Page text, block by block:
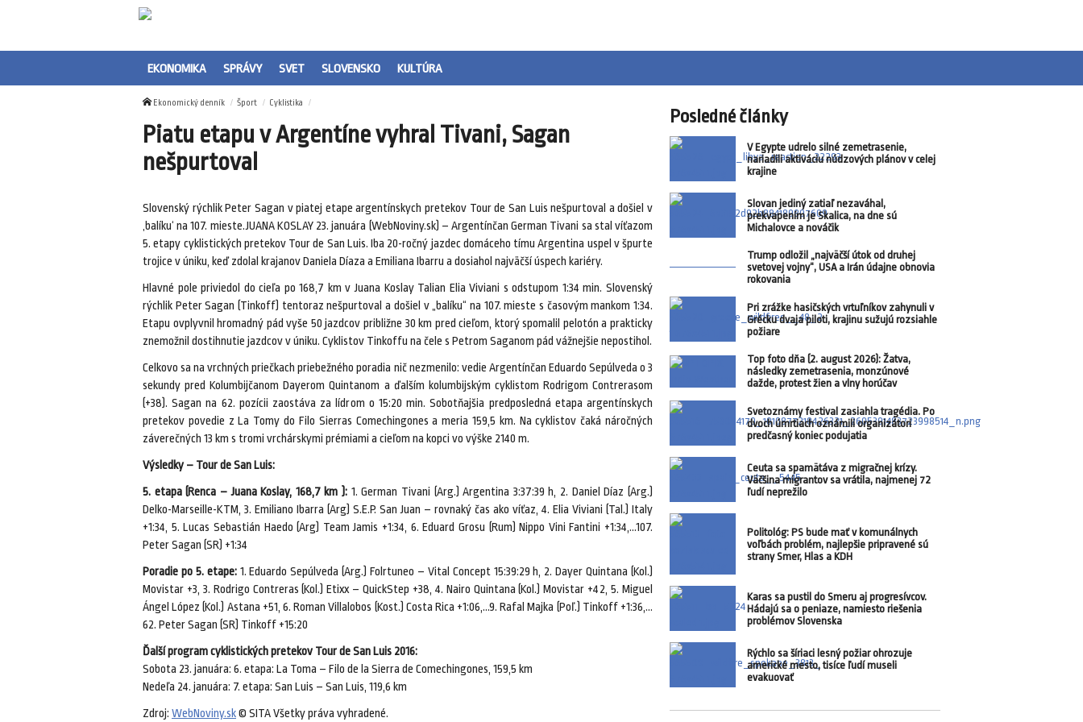
EKONOMIKA SPRÁVY SVET SLOVENSKO KULTÚRA
Ekonomický denník Šport Cyklistika
Piatu etapu v Argentíne vyhral Tivani, Sagan
nešpurtoval
Slovenský rýchlik Peter Sagan v piatej etape argentínskych pretekov Tour de San Luis nešpurtoval a došiel v
‚balíku‘ na 107. mieste.JUANA KOSLAY 23. januára (WebNoviny.sk) – Argentínčan German Tivani sa stal víťazom
5. etapy cyklistických pretekov Tour de San Luis. Iba 20-ročný jazdec domáceho tímu Argentina uspel v špurte
trojice v úniku, keď zdolal krajanov Daniela Díaza a Emiliana Ibarru a dosiahol najväčší úspech kariéry.
Hlavné pole priviedol do cieľa po 168,7 km v Juana Koslay Talian Elia Viviani s odstupom 1:34 min. Slovenský
rýchlik Peter Sagan (Tinkoff) tentoraz nešpurtoval a došiel v „balíku“ na 107. mieste s časovým mankom 1:34.
Etapu ovplyvnil hromadný pád vyše 50 jazdcov približne 30 km pred cieľom, ktorý spomalil pelotón a prakticky
znemožnil dostihnutie jazdcov v úniku. Cyklistov Tinkoffu na čele s Petrom Saganom pád vážnejšie nepostihol.
Celkovo sa na vrchných priečkach priebežného poradia nič nezmenilo: vedie Argentínčan Eduardo Sepúlveda o 3
sekundy pred Kolumbijčanom Dayerom Quintanom a ďalším kolumbijským cyklistom Rodrigom Contrerasom
(+38). Sagan na 62. pozícii zaostáva za lídrom o 15:20 min. Sobotňajšia predposledná etapa argentínskych
pretekov povedie z La Tomy do Filo Sierras Comechingones a meria 159,5 km. Na cyklistov čaká náročných
záverečných 13 km s tromi vrchárskymi prémiami a cieľom na kopci vo výške 2140 m.
Výsledky – Tour de San Luis:
5. etapa (Renca – Juana Koslay, 168,7 km ): 1. German Tivani (Arg.) Argentina 3:37:39 h, 2. Daniel Díaz (Arg.)
Delko-Marseille-KTM, 3. Emiliano Ibarra (Arg) S.E.P. San Juan – rovnaký čas ako víťaz, 4. Elia Viviani (Tal.) Italy
+1:34, 5. Lucas Sebastián Haedo (Arg) Team Jamis +1:34, 6. Eduard Grosu (Rum) Nippo Vini Fantini +1:34,…107.
Peter Sagan (SR) +1:34
Poradie po 5. etape:1. Eduardo Sepúlveda (Arg.) Folrtuneo – Vital Concept 15:39:29 h, 2. Dayer Quintana (Kol.)
Movistar +3, 3. Rodrigo Contreras (Kol.) Etixx – QuickStep +38, 4. Nairo Quintana (Kol.) Movistar +42, 5. Miguel
Ángel López (Kol.) Astana +51, 6. Roman Villalobos (Kost.) Costa Rica +1:06,…9. Rafal Majka (Poľ.) Tinkoff +1:36,…
62. Peter Sagan (SR) Tinkoff +15:20
Ďalší program cyklistických pretekov Tour de San Luis 2016:
Sobota 23. januára: 6. etapa: La Toma – Filo de la Sierra de Comechingones, 159,5 km
Nedeľa 24. januára: 7. etapa: San Luis – San Luis, 119,6 km
Zdroj: WebNoviny.sk© SITA Všetky práva vyhradené.
Posledné články
V Egypte udrelo silné zemetrasenie,
nariadili aktiváciu núdzových plánov v celej
krajine
Slovan jediný zatiaľ nezaváhal,
prekvapením je Skalica, na dne sú
Michalovce a nováčik
Trump odložil „najväčší útok od druhej
svetovej vojny“, USA a Irán údajne obnovia
rokovania
Pri zrážke hasičských vrtuľníkov zahynuli v
Grécku dvaja piloti, krajinu sužujú rozsiahle
požiare
Top foto dňa (2. august 2026): Žatva,
následky zemetrasenia, monzúnové
dažde, protest žien a vlny horúčav
Svetoznámy festival zasiahla tragédia. Po
dvoch úmrtiach oznámili organizátori
predčasný koniec podujatia
Ceuta sa spamätáva z migračnej krízy.
Väčšina migrantov sa vrátila, najmenej 72
ľudí neprežilo
Politológ: PS bude mať v komunálnych
voľbách problém, najlepšie pripravené sú
strany Smer, Hlas a KDH
Karas sa pustil do Smeru aj progresívcov.
Hádajú sa o peniaze, namiesto riešenia
problémov Slovenska
Rýchlo sa šíriaci lesný požiar ohrozuje
americké mesto, tisíce ľudí museli
evakuovať